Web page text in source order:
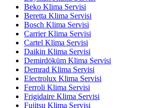
Beko Klima Servisi
Beretta Klima Servisi
Bosch Klima Servisi
Carrier Klima Servisi
Cartel Klima Servisi
Daikin Klima Servisi
Demirdöküm Klima Servisi
Demrad Klima Servisi
Electrolux Klima Servisi
Ferroli Klima Servisi
Frigidaire Klima Servisi
Fujitsu Klima Servisi